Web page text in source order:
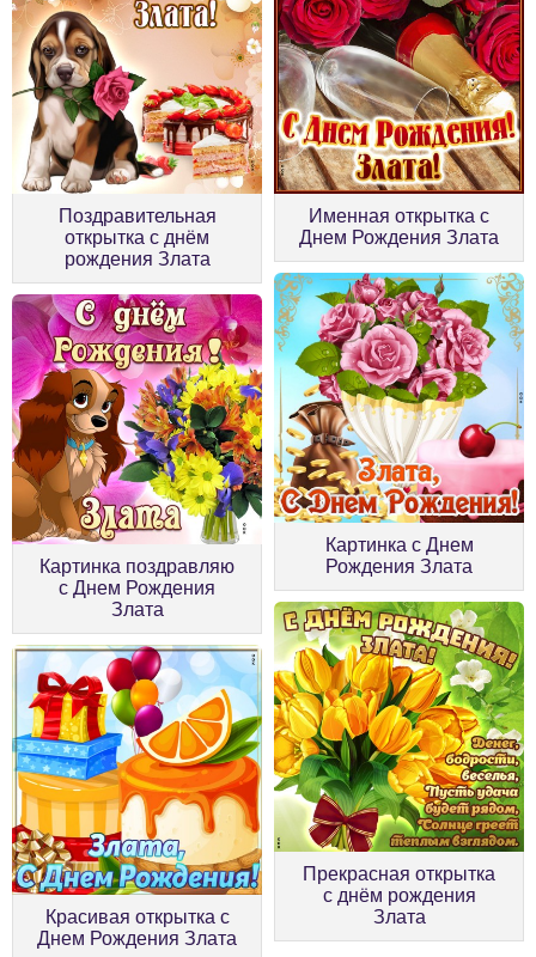
Поздравительная
открытка с днём
рождения Злата
Именная открытка с
Днем Рождения Злата
Картинка поздравляю
с Днем Рождения
Злата
Картинка с Днем
Рождения Злата
Красивая открытка с
Днем Рождения Злата
Прекрасная открытка
с днём рождения
Злата